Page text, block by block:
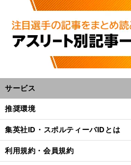
サービス
推奨環境
集英社ID・スポルティーバIDとは
利用規約・会員規約